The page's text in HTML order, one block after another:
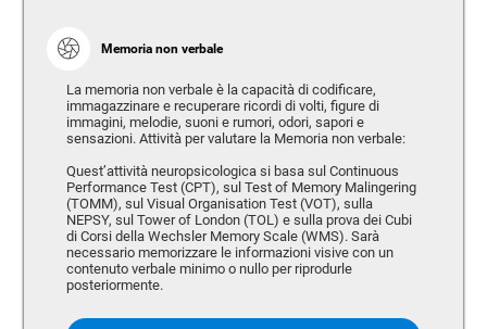
Memoria non verbale
La memoria non verbale è la capacità di codificare,
immagazzinare e recuperare ricordi di volti, figure di
immagini, melodie, suoni e rumori, odori, sapori e
sensazioni. Attività per valutare la Memoria non verbale:
Quest’attività neuropsicologica si basa sul Continuous
Performance Test (CPT), sul Test of Memory Malingering
(TOMM), sul Visual Organisation Test (VOT), sulla
NEPSY, sul Tower of London (TOL) e sulla prova dei Cubi
di Corsi della Wechsler Memory Scale (WMS). Sarà
necessario memorizzare le informazioni visive con un
contenuto verbale minimo o nullo per riprodurle
posteriormente.